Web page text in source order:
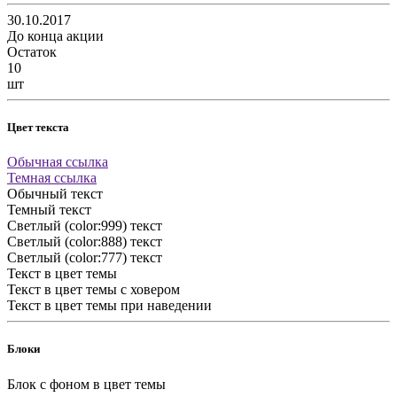
30.10.2017
До конца акции
Остаток
10
шт
Цвет текста
Обычная ссылка
Темная ссылка
Обычный текст
Темный текст
Светлый (color:999) текст
Светлый (color:888) текст
Светлый (color:777) текст
Текст в цвет темы
Текст в цвет темы с ховером
Текст в цвет темы при наведении
Блоки
Блок с фоном в цвет темы